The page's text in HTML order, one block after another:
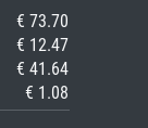
€ 73.70
€ 12.47
€ 41.64
€ 1.08